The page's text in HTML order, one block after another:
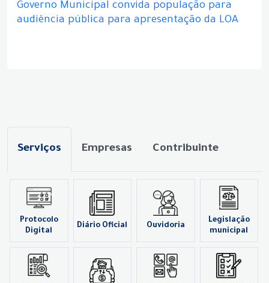
Governo Municipal convida população para
audiência pública para apresentação da LOA
Serviços Empresas Contribuinte
Protocolo
Digital
Diário Oficial Ouvidoria
Legislação
municipal